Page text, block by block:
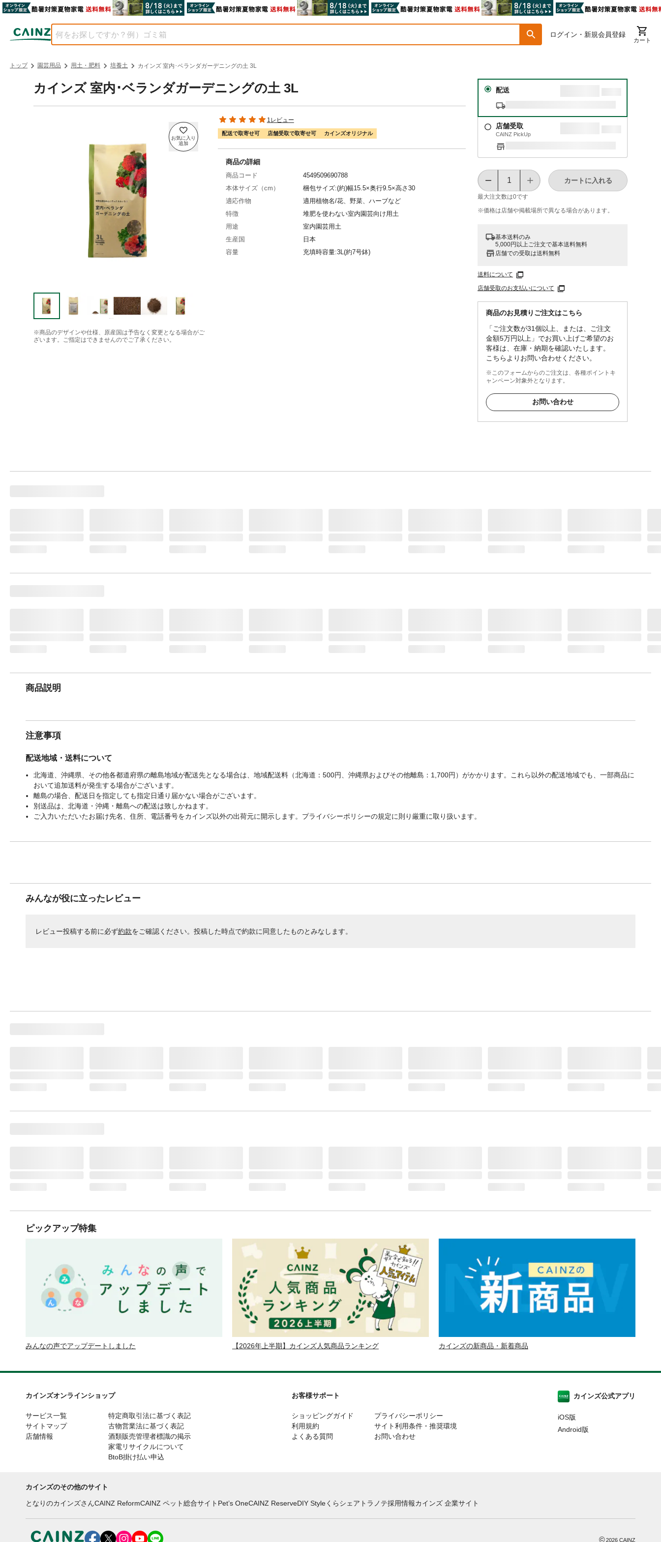
ログイン・新規会員登録
カート
トップ 園芸用品 用土・肥料 培養土 カインズ 室内･ベランダガーデニングの土 3L
カインズ 室内･ベランダガーデニングの土 3L
※商品のデザインや仕様、原産国は予告なく変更となる場合がご
ざいます。ご指定はできませんのでご了承ください。
1レビュー
配送で取寄せ可 店舗受取で取寄せ可 カインズオリジナル
配送
店舗受取
CAINZ PickUp
最大注文数は0です
カートに入れる
※価格は​店舗や​掲載場所で​異なる​場合が​あります。
基本送料のみ
5,000円以上ご注文で基本送料無料
店舗での受取は送料無料
送料について
店舗受取のお支払いについて
商品のお見積りご注文はこちら
「ご注文数が31個以上、または、ご注文
金額5万円以上」でお買い上げご希望のお
客様は、在庫・納期を確認いたします。
こちらよりお問い合わせください。
※このフォームからのご注文は、各種ポイントキ
ャンペーン対象外となります。
お問い合わせ
商品の詳細
商品コード
4549509690788
本体サイズ（cm）
梱包サイズ:(約)幅15.5×奥行9.5×高さ30
適応作物
適用植物名/花、野菜、ハーブなど
特徴
堆肥を使わない室内園芸向け用土
用途
室内園芸用土
生産国
日本
容量
充填時容量:3L(約7号鉢)
商品説明
注意事項
配送地域・送料について
北海道、沖縄県、その他各都道府県の離島地域が配送先となる場合は、地域配送料（北海道：500円、沖縄県およびその他離島：1,700円）がかかります。これら以外の配送地域でも、一部商品に
おいて追加送料が発生する場合がございます。
離島の場合、配送日を指定しても指定日通り届かない場合がございます。
別送品は、北海道・沖縄・離島への配送は致しかねます。
ご入力いただいたお届け先名、住所、電話番号をカインズ以外の出荷元に開示します。プライバシーポリシーの規定に則り厳重に取り扱います。
みんなが役に立ったレビュー
レビュー投稿する前に必ず約款をご確認ください。投稿した時点で約款に同意したものとみなします。
ピックアップ特集
みんなの声でアップデートしました 【2026年上半期】カインズ人気商品ランキング カインズの新商品・新着商品
カインズオンラインショップ
サービス一覧
サイトマップ
店舗情報
特定商取引法に基づく表記
古物営業法に基づく表記
酒類販売管理者標識の掲示
家電リサイクルについて
BtoB掛け払い申込
お客様サポート
ショッピングガイド
利用規約
よくある質問
プライバシーポリシー
サイト利用条件・推奨環境
お問い合わせ
カインズ公式アプリ
iOS版
Android版
カインズのその他のサイト
となりのカインズさんCAINZ ReformCAINZ ペット総合サイト Pet’s OneCAINZ ReserveDIY Styleくらシェア トラノテ採用情報カインズ 企業サイト
©2026 CAINZ